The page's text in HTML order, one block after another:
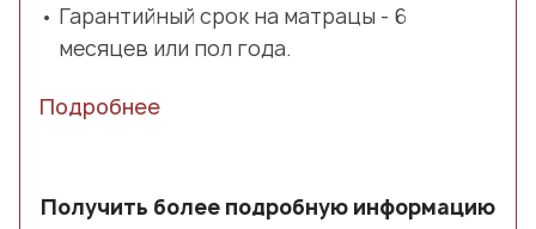
Гарантийный срок на матрацы - 6
месяцев или пол года.
Подробнее
Получить более подробную информацию